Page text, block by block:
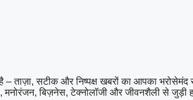
सटीक और निष्पक्ष खबरों का आपका भरोसेमंद
मनोरंजन, बिज़नेस, टेक्नोलॉजी और जीवनशैली से जुड़ी